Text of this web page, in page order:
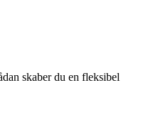
skaber du en fleksibel